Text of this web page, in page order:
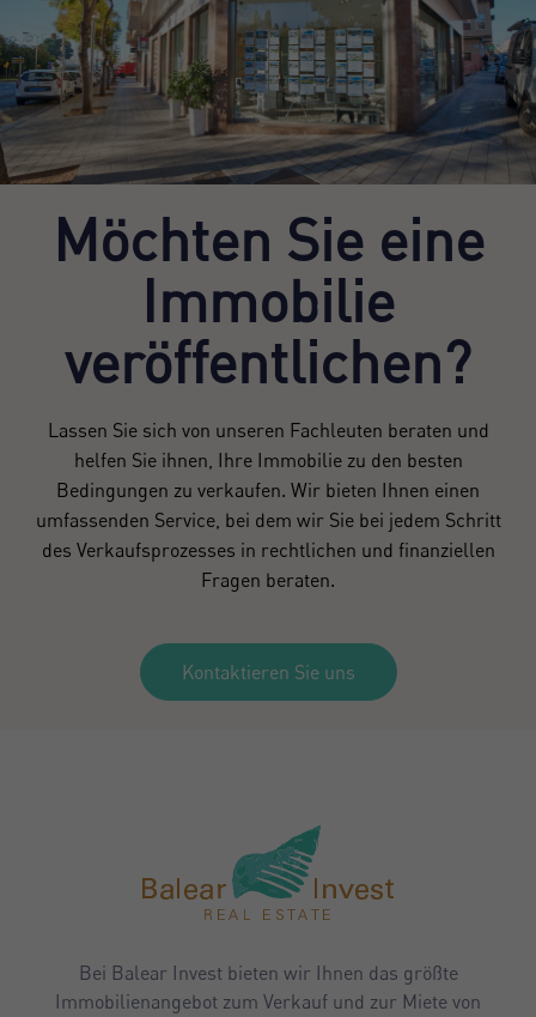
Möchten Sie eine
Immobilie
veröffentlichen?
Lassen Sie sich von unseren Fachleuten beraten und
helfen Sie ihnen, Ihre Immobilie zu den besten
Bedingungen zu verkaufen. Wir bieten Ihnen einen
umfassenden Service, bei dem wir Sie bei jedem Schritt
des Verkaufsprozesses in rechtlichen und finanziellen
Fragen beraten.
Kontaktieren Sie uns
Bei Balear Invest bieten wir Ihnen das größte
Immobilienangebot zum Verkauf und zur Miete von